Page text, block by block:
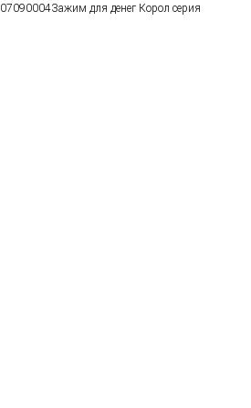
07090004Зажим для денег Корол серия